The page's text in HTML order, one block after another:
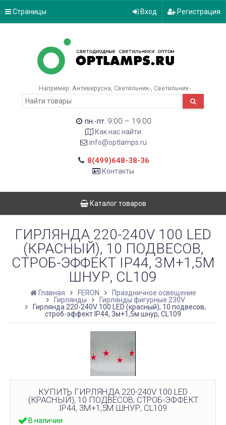
Страницы Вход Регистрация
Например: Антивирусна Светильник- Светильник-
пн.-пт. 9:00 – 19:00
Как нас найти
info@optlamps.ru
8(499)648-38-36
Контакты
Каталог товаров
ГИРЛЯНДА 220-240V 100 LED
(КРАСНЫЙ), 10 ПОДВЕСОВ,
СТРОБ-ЭФФЕКТ IP44, 3М+1,5М
ШНУР, CL109
Главная FERON
Праздничное освещение
Гирлянды
Гирлянды фигурные 230V
Гирлянда 220-240V 100 LED (красный), 10 подвесов,
строб-эффект IP44, 3м+1,5м шнур, CL109
КУПИТЬ ГИРЛЯНДА 220-240V 100 LED
(КРАСНЫЙ), 10 ПОДВЕСОВ, СТРОБ-ЭФФЕКТ
IP44, 3М+1,5М ШНУР, CL109
В наличии